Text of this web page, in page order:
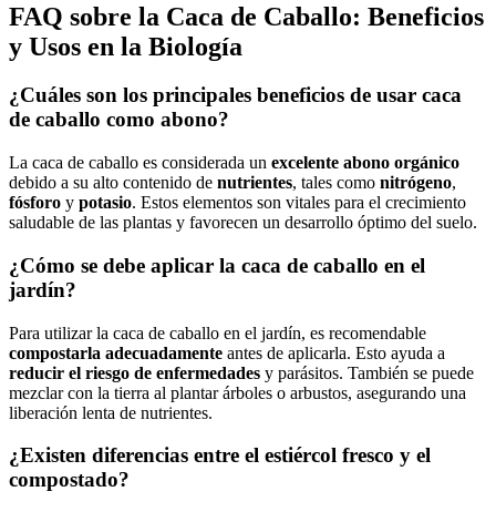
FAQ sobre la Caca de Caballo: Beneficios
y Usos en la Biología
¿Cuáles son los principales beneficios de usar caca
de caballo como abono?
La caca de caballo es considerada un excelente abono orgánico
debido a su alto contenido de nutrientes, tales como nitrógeno,
fósforo y potasio. Estos elementos son vitales para el crecimiento
saludable de las plantas y favorecen un desarrollo óptimo del suelo.
¿Cómo se debe aplicar la caca de caballo en el
jardín?
Para utilizar la caca de caballo en el jardín, es recomendable
compostarla adecuadamente antes de aplicarla. Esto ayuda a
reducir el riesgo de enfermedades y parásitos. También se puede
mezclar con la tierra al plantar árboles o arbustos, asegurando una
liberación lenta de nutrientes.
¿Existen diferencias entre el estiércol fresco y el
compostado?